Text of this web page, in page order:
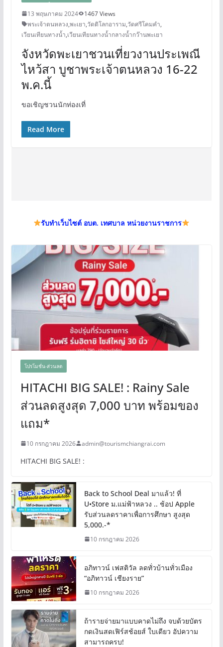
13 พฤษภาคม 2024
1467 Views
พระเจ้าตนหลวง,พะเยา,วัดติโลกอาราม,วัดศรีโคมคำ,
เวียนเทียนทางน้ำ,เวียนเทียนทางน้ำกลางน้ำกว๊านพะเยา
จังหวัดพะเยาชวนเที่ยวงานประเพณี
ไหว้สา​ บูชาพระเจ้าตนหลวง 16-22
พ.ค.นี้
ขอเชิญชวนนักท่องเที่
Read More
รับทำเว็บไซต์ อบต. เทศบาล หน่วยงานราชการ
โปรโมชั่น-ส่วนลด
HITACHI BIG SALE! : Rainy Sale
ส่วนลดสูงสุด 7,000 บาท พร้อมของ
แถม*
10 กรกฎาคม 2026 admin@tourismchiangrai.com
HITACHI BIG SALE! :
Back to School Deal มาแล้ว! ที่
U•Store ม.แม่ฟ้าหลวง .. ช้อป Apple
รับส่วนลดราคาเพื่อการศึกษา สูงสุด
5,000.-*
10 กรกฎาคม 2026
อภิทาวน์ เฟสติวัล ลดทั่วบ้านทั่วเมือง
“อภิทาวน์ เชียงราย”
10 กรกฎาคม 2026
ถ้ารายจ่ายมาแบบคาดไม่ถึง จบด้วยบัตร
กดเงินสดเฟิร์สช้อยส์ ใบเดียว อัปความ
สามารถครบ!